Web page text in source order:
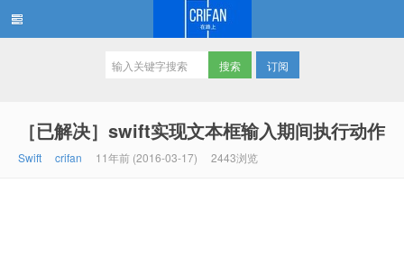
订阅
［已解决］swift实现文本框输入期间执行动作
Swift crifan 11年前 (2016-03-17) 2443浏览